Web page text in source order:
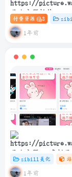
子比主题插件 –
登录插件
付费资源 3
1年前
子比主题 – 多栏目
样式美化
zibill美化
1年前